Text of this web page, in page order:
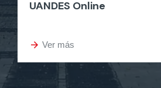
UANDES Online
arrow_forward Ver más